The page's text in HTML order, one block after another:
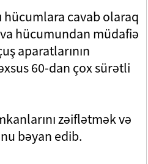
hücumlara cavab olaraq
hücumundan müdafiə
aparatlarının
60-dan çox sürətli
zəiflətmək və
bəyan edib.